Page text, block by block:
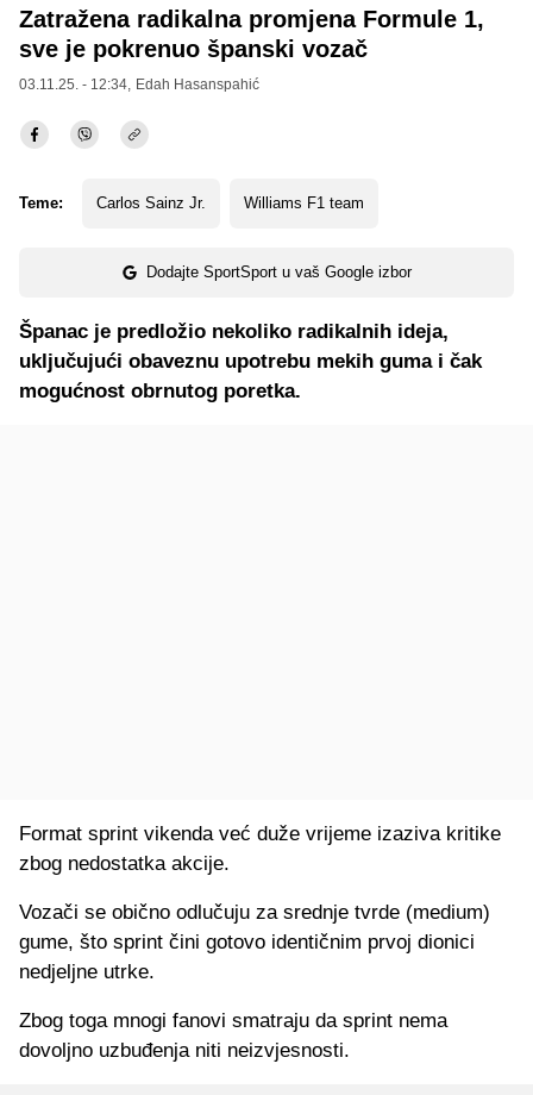
Zatražena radikalna promjena Formule 1,
sve je pokrenuo španski vozač
03.11.25. - 12:34, Edah Hasanspahić
Teme: Carlos Sainz Jr. Williams F1 team
Dodajte SportSport u vaš Google izbor
Španac je predložio nekoliko radikalnih ideja,
uključujući obaveznu upotrebu mekih guma i čak
mogućnost obrnutog poretka.
Format sprint vikenda već duže vrijeme izaziva kritike
zbog nedostatka akcije.
Vozači se obično odlučuju za srednje tvrde (medium)
gume, što sprint čini gotovo identičnim prvoj dionici
nedjeljne utrke.
Zbog toga mnogi fanovi smatraju da sprint nema
dovoljno uzbuđenja niti neizvjesnosti.